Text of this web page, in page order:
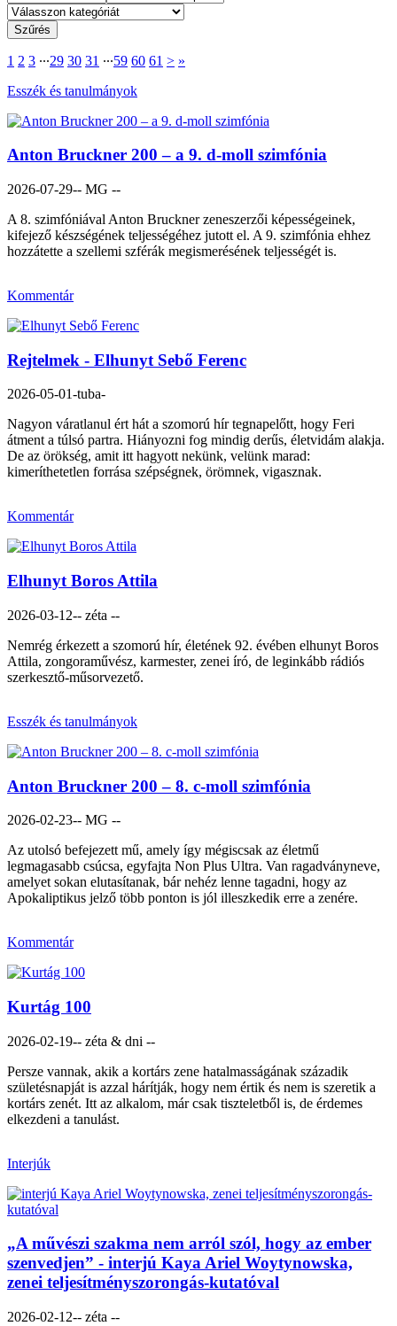
1 2 3 ∙∙∙29 30 31 ∙∙∙59 60 61 > »
Esszék és tanulmányok
Anton Bruckner 200 – a 9. d-moll szimfónia
2026-07-29-- MG --
A 8. szimfóniával Anton Bruckner zeneszerzői képességeinek,
kifejező készségének teljességéhez jutott el. A 9. szimfónia ehhez
hozzátette a szellemi szférák megismerésének teljességét is.
Kommentár
Rejtelmek - Elhunyt Sebő Ferenc
2026-05-01-tuba-
Nagyon váratlanul ért hát a szomorú hír tegnapelőtt, hogy Feri
átment a túlsó partra. Hiányozni fog mindig derűs, életvidám alakja.
De az örökség, amit itt hagyott nekünk, velünk marad:
kimeríthetetlen forrása szépségnek, örömnek, vigasznak.
Kommentár
Elhunyt Boros Attila
2026-03-12-- zéta --
Nemrég érkezett a szomorú hír, életének 92. évében elhunyt Boros
Attila, zongoraművész, karmester, zenei író, de leginkább rádiós
szerkesztő-műsorvezető.
Esszék és tanulmányok
Anton Bruckner 200 – 8. c-moll szimfónia
2026-02-23-- MG --
Az utolsó befejezett mű, amely így mégiscsak az életmű
legmagasabb csúcsa, egyfajta Non Plus Ultra. Van ragadványneve,
amelyet sokan elutasítanak, bár nehéz lenne tagadni, hogy az
Apokaliptikus jelző több ponton is jól illeszkedik erre a zenére.
Kommentár
Kurtág 100
2026-02-19-- zéta & dni --
Persze vannak, akik a kortárs zene hatalmasságának századik
születésnapját is azzal hárítják, hogy nem értik és nem is szeretik a
kortárs zenét. Itt az alkalom, már csak tiszteletből is, de érdemes
elkezdeni a tanulást.
Interjúk
„A művészi szakma nem arról szól, hogy az ember
szenvedjen” - interjú Kaya Ariel Woytynowska,
zenei teljesítményszorongás-kutatóval
2026-02-12-- zéta --